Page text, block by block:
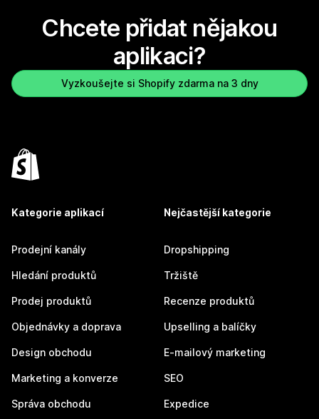
Chcete přidat nějakou
aplikaci?
Vyzkoušejte si Shopify zdarma na 3 dny
Kategorie aplikací
Prodejní kanály
Hledání produktů
Prodej produktů
Objednávky a doprava
Design obchodu
Marketing a konverze
Správa obchodu
Nejčastější kategorie
Dropshipping
Tržiště
Recenze produktů
Upselling a balíčky
E-mailový marketing
SEO
Expedice